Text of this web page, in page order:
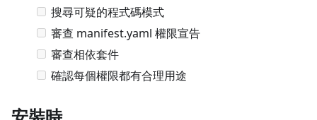
搜尋可疑的程式碼模式
審查 manifest.yaml 權限宣告
審查相依套件
確認每個權限都有合理用途